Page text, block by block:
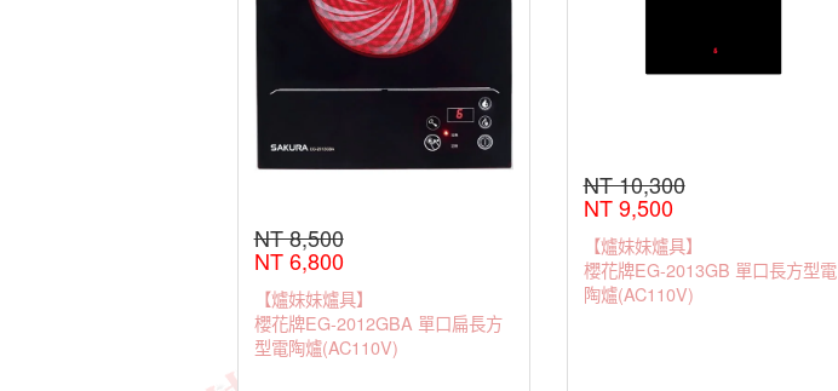
NT 8,500
NT 6,800
【爐妹妹爐具】
櫻花牌EG-2012GBA 單口扁長方
型電陶爐(AC110V)
NT 10,300
NT 9,500
【爐妹妹爐具】
櫻花牌EG-2013GB 單口長方型電
陶爐(AC110V)